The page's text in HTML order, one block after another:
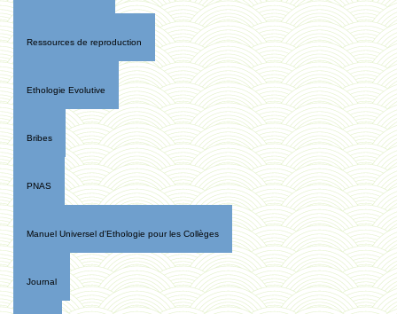
Ressources de reproduction
Ethologie Evolutive
Bribes
PNAS
Manuel Universel d'Ethologie pour les Collèges
Journal